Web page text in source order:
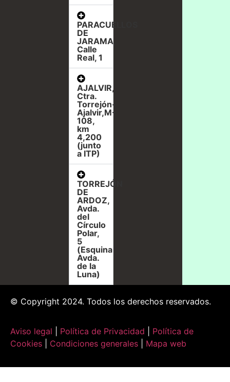
PARACUELLOS
DE
JARAMA,
Calle
Real, 1
AJALVIR,
Ctra.
Torrejón-
Ajalvir,M-
108,
km
4,200
(junto
a ITP)
TORREJÓN
DE
ARDOZ,
Avda.
del
Círculo
Polar,
5
(Esquina
Avda.
de la
Luna)
© Copyright 2024. Todos los derechos reservados.
Aviso legal Política de Privacidad
Política de
Cookies
Condiciones generales Mapa web